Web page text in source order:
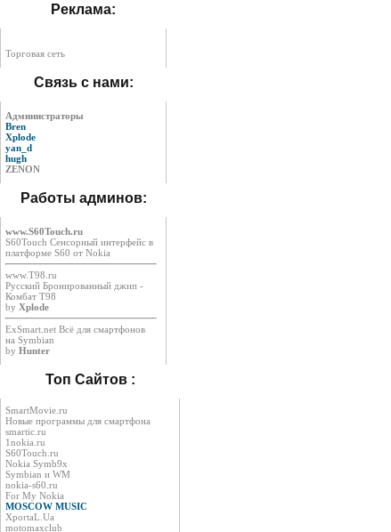
Реклама:
Торговая сеть
Связь с нами:
Администраторы
Bren
Xplode
yan_d
hugh
ZENON
Работы админов:
www.S60Touch.ru
S60Touch Сенсорный интерфейс в
платформе S60 от Nokia
www.T98.ru
Русский Бронированный джип -
Комбат Т98
by Xplode
ExSmart.net Всё для смартфонов
на Symbian
by Hunter
Топ Сайтов :
SmartMovie.ru
Новые программы для смартфона
smartic.ru
1nokia.ru
S60Touch.ru
Nokia Symb9x
Symbian и WM
nokia-s60.ru
For My Nokia
MOSCOW MUSIC
XportaL.Ua
motomaxclub